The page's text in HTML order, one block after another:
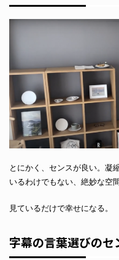
とにかく、センスが良い。凝
いるわけでもない、絶妙な空
見ているだけで幸せになる。
字幕の言葉選びのセ